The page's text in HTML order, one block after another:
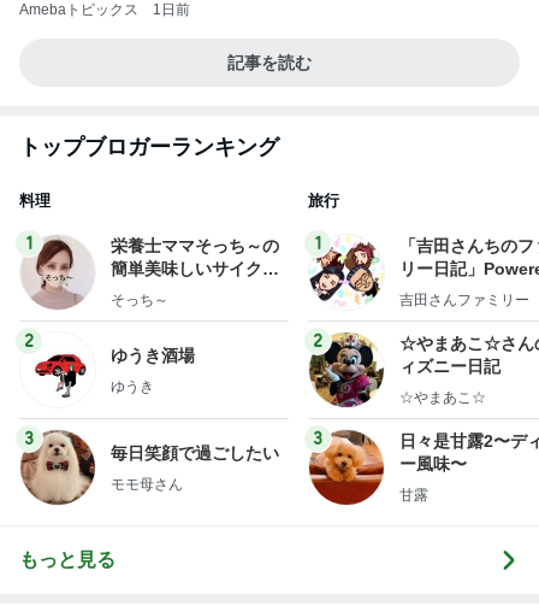
Amebaトピックス 1日前
記事を読む
トップブロガーランキング
料理
1
栄養士ママそっち～の
簡単美味しいサイクル
献立
そっち～
2
ゆうき酒場
ゆうき
3
毎日笑顔で過ごしたい
モモ母さん
旅行
1
「吉田さんちの
リー日記」
y Ameba 吉田さ
ログ
吉田さんファミリー
2
☆やまあこ☆さん
ィズニー日記
☆やまあこ☆
3
日々是甘露2〜デ
ー風味〜
甘露
もっと見る